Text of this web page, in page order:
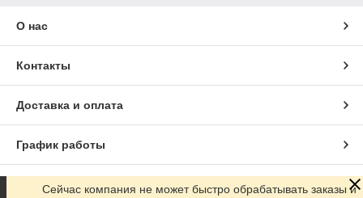
О нас
Контакты
Доставка и оплата
График работы
Полная версия сайта
Сейчас компания не может быстро обрабатывать заказы и